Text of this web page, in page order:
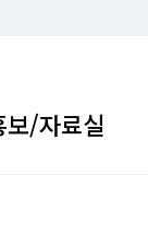
보/자료실